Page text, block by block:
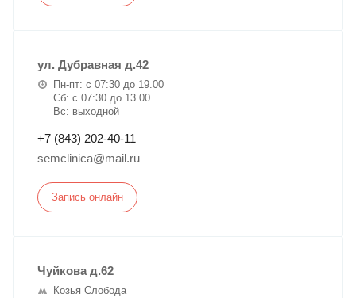
ул. Дубравная д.42
Пн-пт: с 07:30 до 19.00
Сб: с 07:30 до 13.00
Вс: выходной
+7 (843) 202-40-11
semclinica@mail.ru
Запись онлайн
Чуйкова д.62
Козья Слобода